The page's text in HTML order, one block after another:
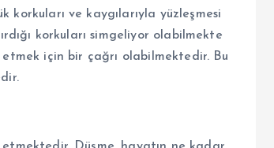
korkuları ve kaygılarıyla yüzleşmesi
korkuları simgeliyor olabilmekte
için bir çağrı olabilmektedir. Bu